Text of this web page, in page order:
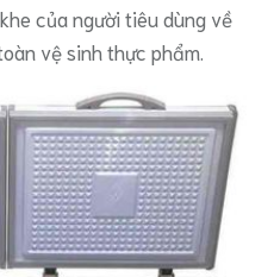
của người tiêu dùng về
vệ sinh thực phẩm.